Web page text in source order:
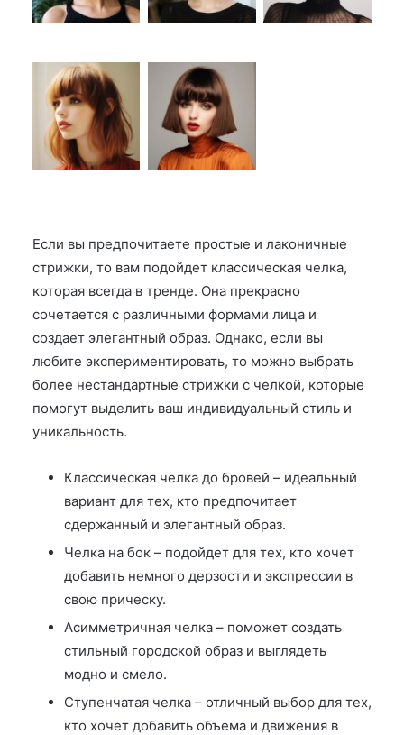
Если вы предпочитаете простые и лаконичные
стрижки, то вам подойдет классическая челка,
которая всегда в тренде. Она прекрасно
сочетается с различными формами лица и
создает элегантный образ. Однако, если вы
любите экспериментировать, то можно выбрать
более нестандартные стрижки с челкой, которые
помогут выделить ваш индивидуальный стиль и
уникальность.
Классическая челка до бровей – идеальный
вариант для тех, кто предпочитает
сдержанный и элегантный образ.
Челка на бок – подойдет для тех, кто хочет
добавить немного дерзости и экспрессии в
свою прическу.
Асимметричная челка – поможет создать
стильный городской образ и выглядеть
модно и смело.
Ступенчатая челка – отличный выбор для тех,
кто хочет добавить объема и движения в